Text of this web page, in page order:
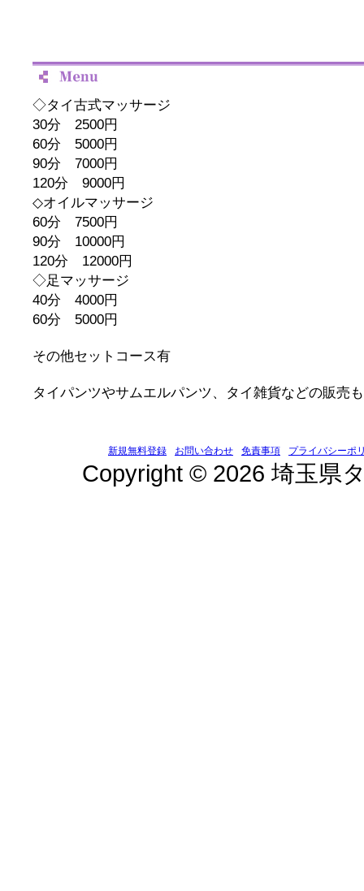
◇タイ古式マッサージ
30分 2500円
60分 5000円
90分 7000円
120分 9000円
◇オイルマッサージ
60分 7500円
90分 10000円
120分 12000円
◇足マッサージ
40分 4000円
60分 5000円
その他セットコース有
タイパンツやサムエルパンツ、タイ雑貨などの販売
新規無料登録 お問い合わせ 免責事項 プライバシーポ
Copyright © 2026 埼玉県